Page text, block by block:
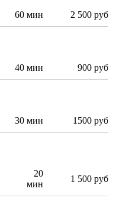
60 мин 2 500 руб
40 мин 900 руб
30 мин 1500 руб
20
мин
1 500 руб